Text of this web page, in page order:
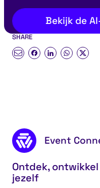
Bekijk de
SHARE
FooterEvent
Ontdek,
jezelf